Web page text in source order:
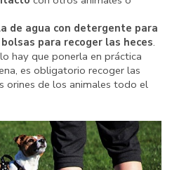
de agua con detergente para
para recoger las heces.
hay que ponerla en práctica
es obligatorio recoger las
orines de los animales todo el